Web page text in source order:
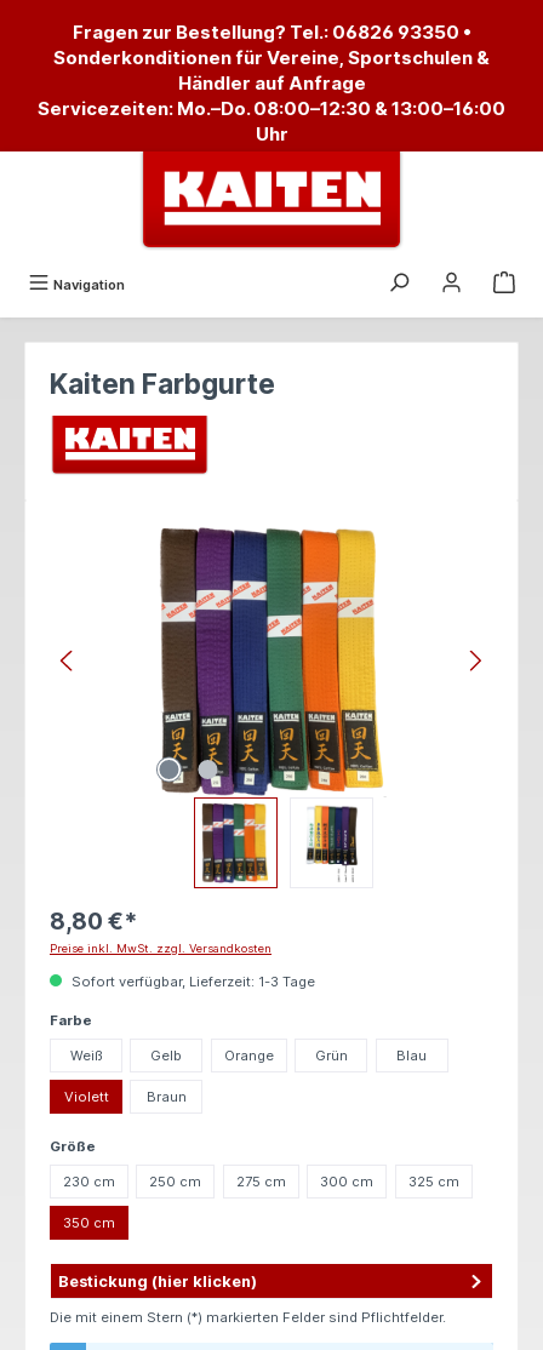
Fragen zur Bestellung? Tel.: 06826 93350 •
Sonderkonditionen für Vereine, Sportschulen &
Händler auf Anfrage
Servicezeiten: Mo.–Do. 08:00–12:30 & 13:00–16:00
Uhr
Navigation
Kaiten Farbgurte
Bildergalerie überspringen
8,80 €*
Preise inkl. MwSt. zzgl. Versandkosten
Sofort verfügbar, Lieferzeit: 1-3 Tage
Farbe
Weiß Gelb Orange Grün Blau
Violett Braun
Größe
230 cm 250 cm 275 cm 300 cm 325 cm
350 cm
Bestickung (hier klicken)
Die mit einem Stern (*) markierten Felder sind Pflichtfelder.